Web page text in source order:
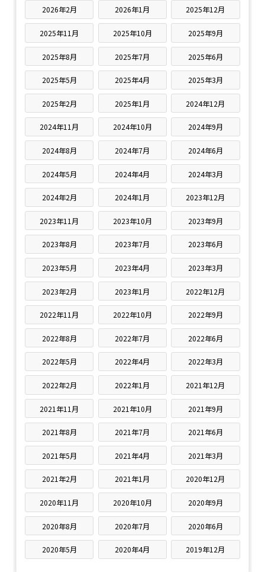
2026年2月 2026年1月 2025年12月
2025年11月 2025年10月 2025年9月
2025年8月 2025年7月 2025年6月
2025年5月 2025年4月 2025年3月
2025年2月 2025年1月 2024年12月
2024年11月 2024年10月 2024年9月
2024年8月 2024年7月 2024年6月
2024年5月 2024年4月 2024年3月
2024年2月 2024年1月 2023年12月
2023年11月 2023年10月 2023年9月
2023年8月 2023年7月 2023年6月
2023年5月 2023年4月 2023年3月
2023年2月 2023年1月 2022年12月
2022年11月 2022年10月 2022年9月
2022年8月 2022年7月 2022年6月
2022年5月 2022年4月 2022年3月
2022年2月 2022年1月 2021年12月
2021年11月 2021年10月 2021年9月
2021年8月 2021年7月 2021年6月
2021年5月 2021年4月 2021年3月
2021年2月 2021年1月 2020年12月
2020年11月 2020年10月 2020年9月
2020年8月 2020年7月 2020年6月
2020年5月 2020年4月 2019年12月